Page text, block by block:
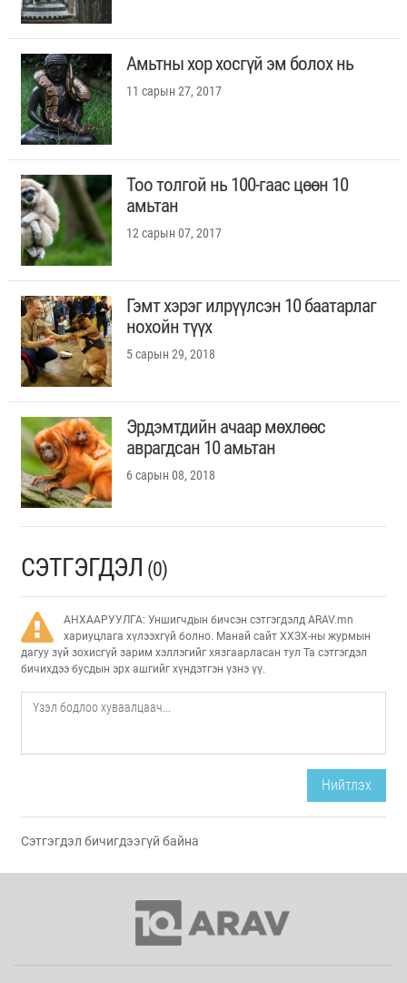
Амьтны хор хосгүй эм болох нь
11 сарын 27, 2017
Тоо толгой нь 100-гаас цөөн 10
амьтан
12 сарын 07, 2017
Гэмт хэрэг илрүүлсэн 10 баатарлаг
нохойн түүх
5 сарын 29, 2018
Эрдэмтдийн ачаар мөхлөөс
аврагдсан 10 амьтан
6 сарын 08, 2018
СЭТГЭГДЭЛ (0)
АНХААРУУЛГА: Уншигчдын бичсэн сэтгэгдэлд ARAV.mn
хариуцлага хүлээхгүй болно. Манай сайт ХХЗХ-ны журмын
дагуу зүй зохисгүй зарим хэллэгийг хязгаарласан тул Та сэтгэгдэл
бичихдээ бусдын эрх ашгийг хүндэтгэн үзнэ үү.
Нийтлэх
Сэтгэгдэл бичигдээгүй байна